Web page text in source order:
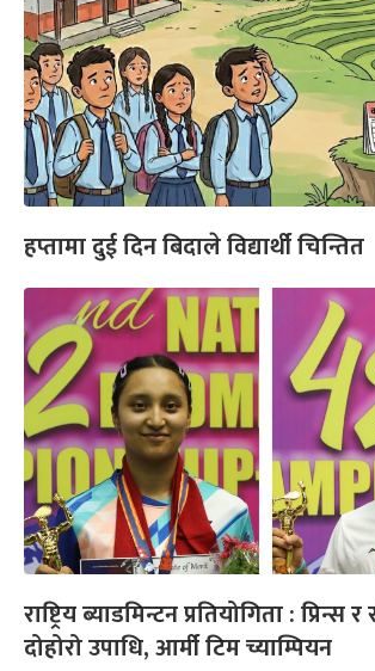
हप्तामा दुई दिन बिदाले विद्यार्थी चिन्तित
राष्ट्रिय ब्याडमिन्टन प्रतियोगिता : प्रिन्स
दोहोरो उपाधि, आर्मी टिम च्याम्पियन